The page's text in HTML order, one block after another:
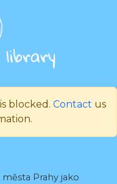
blocked. Contact us
Prahy jako